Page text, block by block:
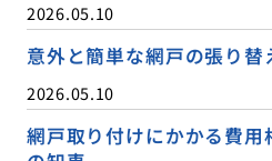
2026.05.10
意外と簡単な網戸の張り
2026.05.10
網戸取り付けにかかる費